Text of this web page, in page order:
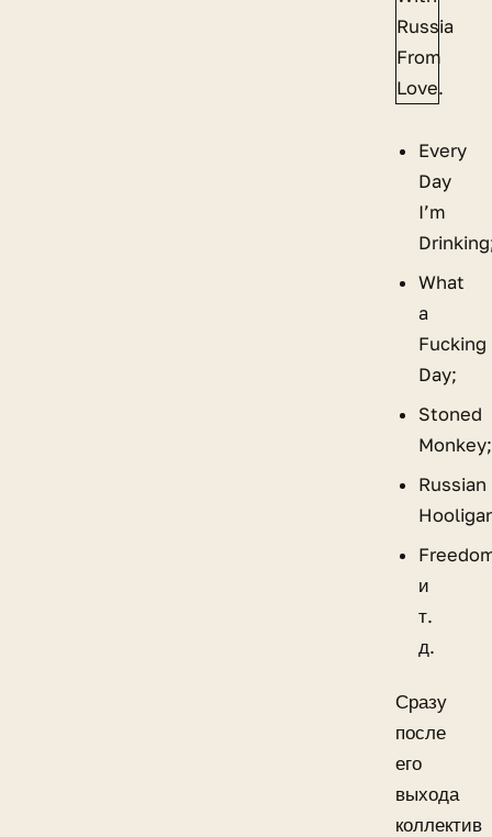
Every
Day
I’m
What
a
Fucking
Day;
Stoned
Monkey;
Russian
и
т.
д.
Сразу
после
его
выхода
коллектив